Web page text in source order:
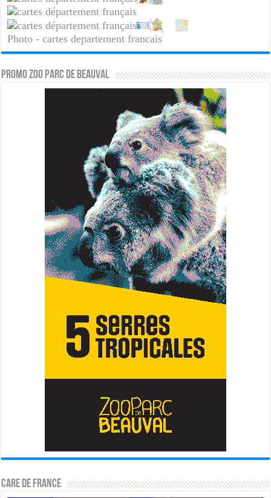
Photo - cartes departement francais
PROMO ZOO PARC DE BEAUVAL
CARE DE FRANCE